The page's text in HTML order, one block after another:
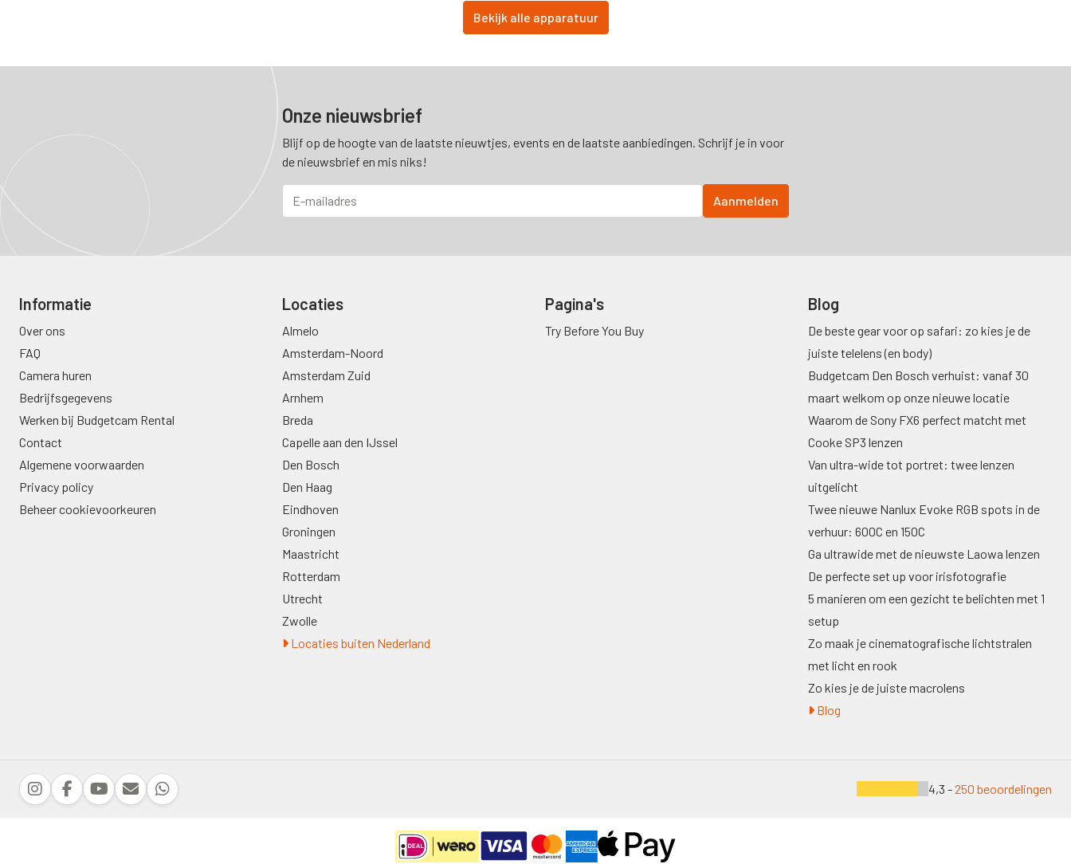
Bekijk alle apparatuur
Onze nieuwsbrief
Blijf op de hoogte van de laatste nieuwtjes, events en de laatste aanbiedingen. Schrijf je in voor
de nieuwsbrief en mis niks!
Informatie
Over ons
FAQ
Camera huren
Bedrijfsgegevens
Werken bij Budgetcam Rental
Contact
Algemene voorwaarden
Privacy policy
Beheer cookievoorkeuren
Locaties
Almelo
Amsterdam-Noord
Amsterdam Zuid
Arnhem
Breda
Capelle aan den IJssel
Den Bosch
Den Haag
Eindhoven
Groningen
Maastricht
Rotterdam
Utrecht
Zwolle
Locaties buiten Nederland
Pagina's
Try Before You Buy
Blog
De beste gear voor op safari: zo kies je de
juiste telelens (en body)
Budgetcam Den Bosch verhuist: vanaf 30
maart welkom op onze nieuwe locatie
Waarom de Sony FX6 perfect matcht met
Cooke SP3 lenzen
Van ultra-wide tot portret: twee lenzen
uitgelicht
Twee nieuwe Nanlux Evoke RGB spots in de
verhuur: 600C en 150C
Ga ultrawide met de nieuwste Laowa lenzen
De perfecte set up voor irisfotografie
5 manieren om een gezicht te belichten met 1
setup
Zo maak je cinematografische lichtstralen
met licht en rook
Zo kies je de juiste macrolens
Blog
4,3 -250 beoordelingen